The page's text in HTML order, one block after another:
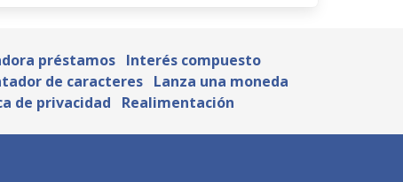
préstamos Interés compuesto
de caracteres Lanza una moneda
de privacidad Realimentación